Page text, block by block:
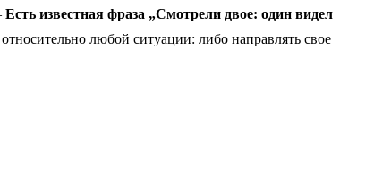
Есть известная фраза „Смотрели двое: один видел
любой ситуации: либо направлять свое